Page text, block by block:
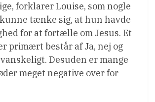
forklarer Louise, som nogle
tænke sig, at hun havde
for at fortælle om Jesus. Et
primært består af Ja, nej og
vanskeligt. Desuden er mange
meget negative over for